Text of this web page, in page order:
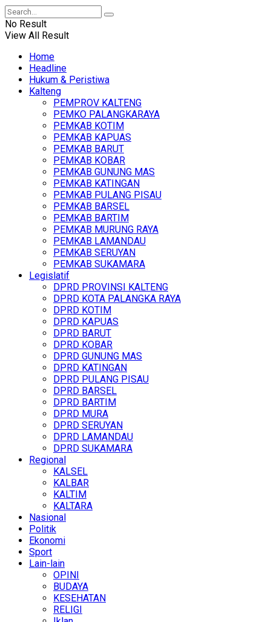
No Result
View All Result
Home
Headline
Hukum & Peristiwa
Kalteng
PEMPROV KALTENG
PEMKO PALANGKARAYA
PEMKAB KOTIM
PEMKAB KAPUAS
PEMKAB BARUT
PEMKAB KOBAR
PEMKAB GUNUNG MAS
PEMKAB KATINGAN
PEMKAB PULANG PISAU
PEMKAB BARSEL
PEMKAB BARTIM
PEMKAB MURUNG RAYA
PEMKAB LAMANDAU
PEMKAB SERUYAN
PEMKAB SUKAMARA
Legislatif
DPRD PROVINSI KALTENG
DPRD KOTA PALANGKA RAYA
DPRD KOTIM
DPRD KAPUAS
DPRD BARUT
DPRD KOBAR
DPRD GUNUNG MAS
DPRD KATINGAN
DPRD PULANG PISAU
DPRD BARSEL
DPRD BARTIM
DPRD MURA
DPRD SERUYAN
DPRD LAMANDAU
DPRD SUKAMARA
Regional
KALSEL
KALBAR
KALTIM
KALTARA
Nasional
Politik
Ekonomi
Sport
Lain-lain
OPINI
BUDAYA
KESEHATAN
RELIGI